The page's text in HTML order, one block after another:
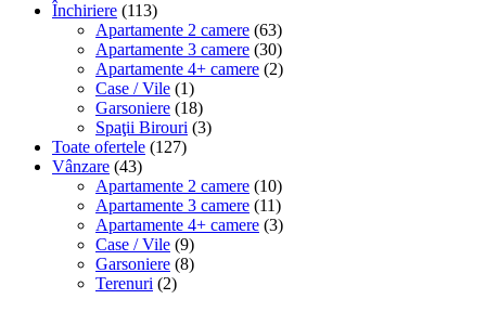
Închiriere (113)
Apartamente 2 camere (63)
Apartamente 3 camere (30)
Apartamente 4+ camere (2)
Case / Vile (1)
Garsoniere (18)
Spaţii Birouri (3)
Toate ofertele (127)
Vânzare (43)
Apartamente 2 camere (10)
Apartamente 3 camere (11)
Apartamente 4+ camere (3)
Case / Vile (9)
Garsoniere (8)
Terenuri (2)